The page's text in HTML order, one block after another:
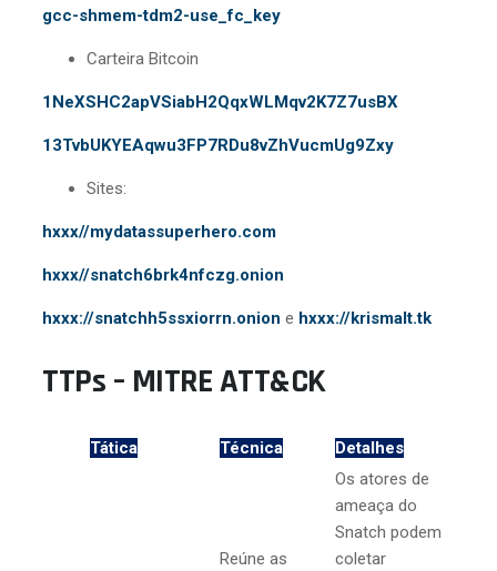
gcc-shmem-tdm2-use_fc_key
Carteira Bitcoin
1NeXSHC2apVSiabH2QqxWLMqv2K7Z7usBX
13TvbUKYEAqwu3FP7RDu8vZhVucmUg9Zxy
Sites:
hxxx//mydatassuperhero.com
hxxx//snatch6brk4nfczg.onion
hxxx://snatchh5ssxiorrn.onion e hxxx://krismalt.tk
TTPs – MITRE ATT&CK
Tática Técnica Detalhes
Reúne as
Os atores de
ameaça do
Snatch podem
coletar